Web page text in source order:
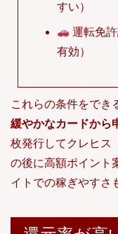
すい）
運転免
有効）
これらの条件をでき
緩やかなカードから
枚発行してクレヒス
の後に高額ポイント
イトでの稼ぎやすさ